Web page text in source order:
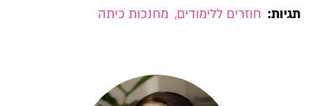
תגיות: חוזרים ללימודים, מחנכות כיתה